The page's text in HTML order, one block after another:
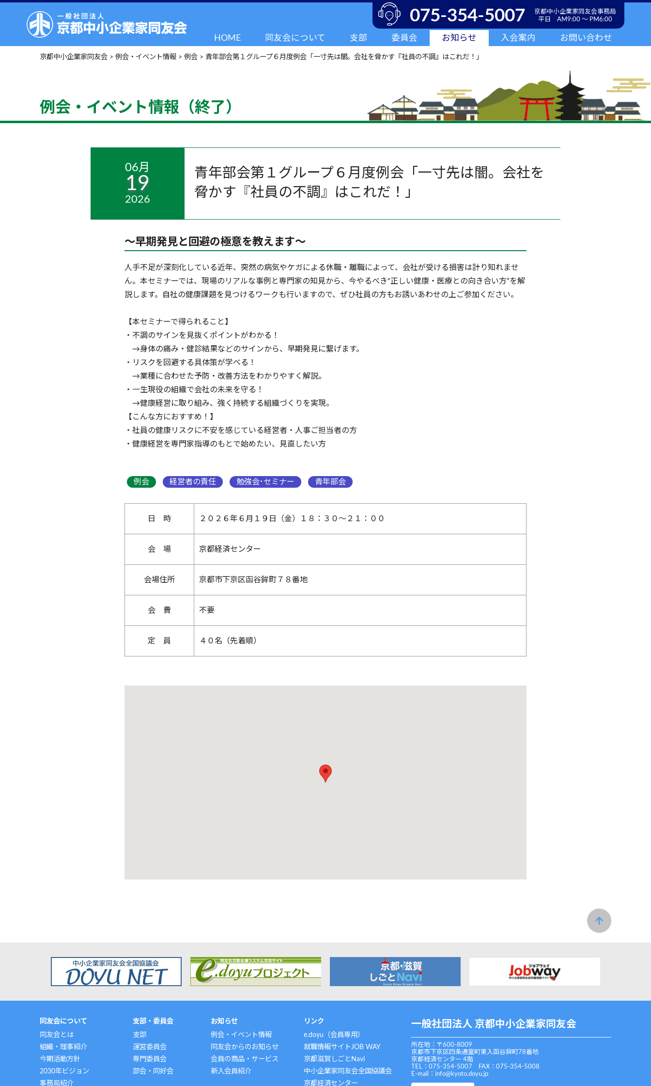
HOME 同友会について 支部 委員会 お知らせ 入会案内 お問い合わせ
075-354-5007
京都中小企業家同友会事務局
平日 AM9:00 ～ PM6:00
京都中小企業家同友会 > 例会・イベント情報 > 例会 > 青年部会第１グループ６月度例会「一寸先は闇。会社を脅かす『社員の不調』はこれだ！」
例会・イベント情報（終了）
06月
19
2026
青年部会第１グループ６月度例会「一寸先は闇。会社を
脅かす『社員の不調』はこれだ！」
～早期発見と回避の極意を教えます～
人手不足が深刻化している近年、突然の病気やケガによる休職・離職によって、会社が受ける損害は計り知れませ
ん。本セミナーでは、現場のリアルな事例と専門家の知見から、今やるべき“正しい健康・医療との向き合い方”を解
説します。自社の健康課題を見つけるワークも行いますので、ぜひ社員の方もお誘いあわせの上ご参加ください。
【本セミナーで得られること】
・不調のサインを見抜くポイントがわかる！
→身体の痛み・健診結果などのサインから、早期発見に繋げます。
・リスクを回避する具体策が学べる！
→業種に合わせた予防・改善方法をわかりやすく解説。
・一生現役の組織で会社の未来を守る！
→健康経営に取り組み、強く持続する組織づくりを実現。
【こんな方におすすめ！】
・社員の健康リスクに不安を感じている経営者・人事ご担当者の方
・健康経営を専門家指導のもとで始めたい、見直したい方
例会 経営者の責任 勉強会･セミナー 青年部会
日 時 ２０２６年６月１９日（金）１８：３０～２１：００
会 場 京都経済センター
会場住所 京都市下京区函谷鉾町７８番地
会 費 不要
定 員 ４０名（先着順）
同友会について
同友会とは
組織・理事紹介
今期活動方針
2030年ビジョン
事務局紹介
支部・委員会
支部
運営委員会
専門委員会
部会・同好会
お知らせ
例会・イベント情報
同友会からのお知らせ
会員の商品・サービス
新入会員紹介
リンク
e.doyu（会員専用）
就職情報サイトJOB WAY
京都滋賀しごとNavi
中小企業家同友会全国協議会
京都経済センター
一般社団法人 京都中小企業家同友会
所在地：〒600-8009
京都市下京区四条通室町東入函谷鉾町78番地
京都経済センター 4階
TEL：075-354-5007 FAX：075-354-5008
E-mail： info@kyoto.doyu.jp